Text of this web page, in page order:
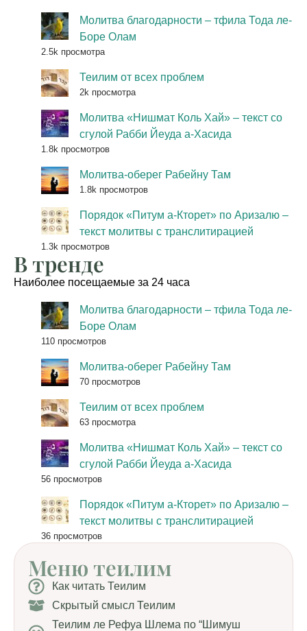
Молитва благодарности – тфила Тода ле-
Боре Олам
2.5k просмотра
Теилим от всех проблем
2k просмотра
Молитва «Нишмат Коль Хай» – текст со
сгулой Рабби Йеуда а-Хасида
1.8k просмотров
Молитва-оберег Рабейну Там
1.8k просмотров
Порядок «Питум а-Кторет» по Аризалю –
текст молитвы с транслитирацией
1.3k просмотров
В тренде
Наиболее посещаемые за 24 часа
Молитва благодарности – тфила Тода ле-
Боре Олам
110 просмотров
Молитва-оберег Рабейну Там
70 просмотров
Теилим от всех проблем
63 просмотра
Молитва «Нишмат Коль Хай» – текст со
сгулой Рабби Йеуда а-Хасида
56 просмотров
Порядок «Питум а-Кторет» по Аризалю –
текст молитвы с транслитирацией
36 просмотров
Меню теилим
Как читать Теилим
Скрытый смысл Теилим
Теилим ле Рефуа Шлема по “Шимуш